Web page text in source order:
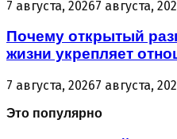
7 августа, 20267 августа,
Почему открытый
жизни укрепляет
7 августа, 20267 августа,
Это популярно